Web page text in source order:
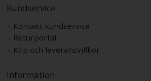
Kundservice
Kontakt kundservice
Returportal
Köp och leveransvillkor
Information